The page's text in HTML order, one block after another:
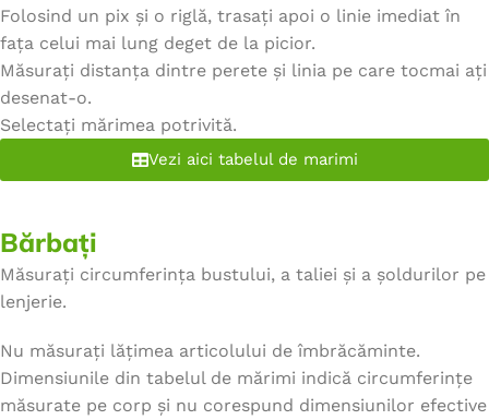
Folosind un pix și o riglă, trasați apoi o linie imediat în
fața celui mai lung deget de la picior.
Măsurați distanța dintre perete și linia pe care tocmai ați
desenat-o.
Selectați mărimea potrivită.
Vezi aici tabelul de marimi
Bărbați
Măsurați circumferința bustului, a taliei și a șoldurilor pe
lenjerie.
Nu măsurați lățimea articolului de îmbrăcăminte.
Dimensiunile din tabelul de mărimi indică circumferințe
măsurate pe corp și nu corespund dimensiunilor efective